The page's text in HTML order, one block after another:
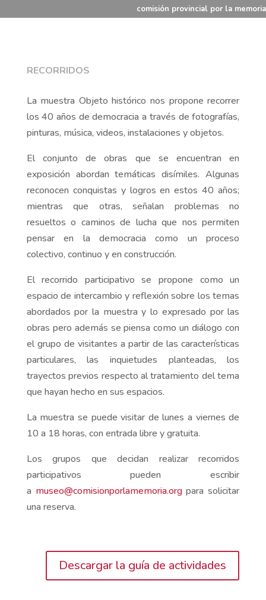
comisión provincial por la memoria
RECORRIDOS
La muestra Objeto histórico nos propone recorrer
los 40 años de democracia a través de fotografías,
pinturas, música, videos, instalaciones y objetos.
El conjunto de obras que se encuentran en
exposición abordan temáticas disímiles. Algunas
reconocen conquistas y logros en estos 40 años;
mientras que otras, señalan problemas no
resueltos o caminos de lucha que nos permiten
pensar en la democracia como un proceso
colectivo, continuo y en construcción.
El recorrido participativo se propone como un
espacio de intercambio y reflexión sobre los temas
abordados por la muestra y lo expresado por las
obras pero además se piensa como un diálogo con
el grupo de visitantes a partir de las características
particulares, las inquietudes planteadas, los
trayectos previos respecto al tratamiento del tema
que hayan hecho en sus espacios.
La muestra se puede visitar de lunes a viernes de
10 a 18 horas, con entrada libre y gratuita.
Los grupos que decidan realizar recorridos
participativos pueden escribir
a museo@comisionporlamemoria.orgpara solicitar
una reserva.
Descargar la guía de actividades